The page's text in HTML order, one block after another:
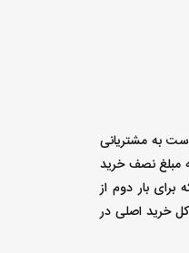
به مشتریانی
مبلغ نصف خرید
بار دوم از
خرید اصلی در